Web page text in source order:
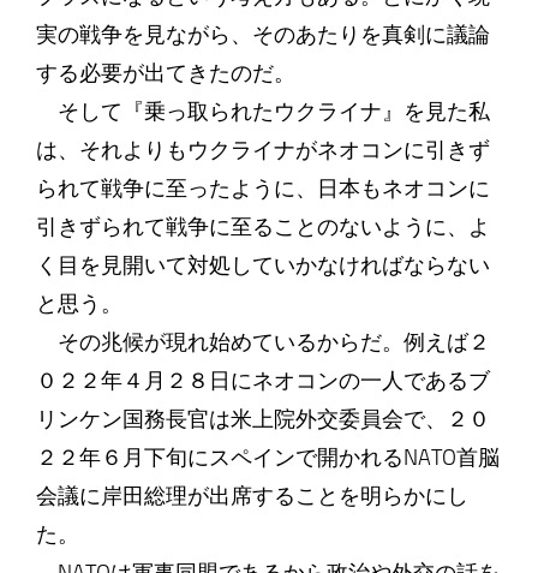
実の戦争を見ながら、そのあたりを真剣に議論
する必要が出てきたのだ。
そして『乗っ取られたウクライナ』を見た私
は、それよりもウクライナがネオコンに引きず
られて戦争に至ったように、日本もネオコンに
引きずられて戦争に至ることのないように、よ
く目を見開いて対処していかなければならない
と思う。
その兆候が現れ始めているからだ。例えば２
０２２年４月２８日にネオコンの一人であるブ
リンケン国務長官は米上院外交委員会で、２０
２２年６月下旬にスペインで開かれるNATO首脳
会議に岸田総理が出席することを明らかにし
た。